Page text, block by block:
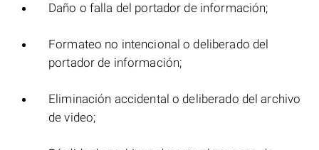
Daño o falla del portador de información;
Formateo no intencional o deliberado del
portador de información;
Eliminación accidental o deliberado del archivo
de video;